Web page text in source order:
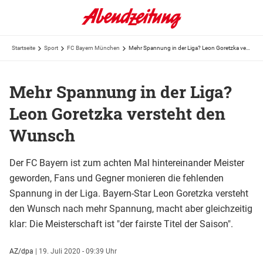
Startseite Sport FC Bayern München
Mehr Spannung in der Liga?
Leon Goretzka versteht den
Wunsch
Der FC Bayern ist zum achten Mal hintereinander Meister
geworden, Fans und Gegner monieren die fehlenden
Spannung in der Liga. Bayern-Star Leon Goretzka versteht
den Wunsch nach mehr Spannung, macht aber gleichzeitig
klar: Die Meisterschaft ist "der fairste Titel der Saison".
AZ/dpa | 19. Juli 2020 - 09:39 Uhr